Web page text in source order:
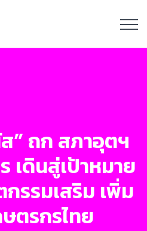
” ถก สภาอุตฯ
เดินสู่เป้าหมาย
กรรมเสริม เพิ่ม
ษตรกรไทย